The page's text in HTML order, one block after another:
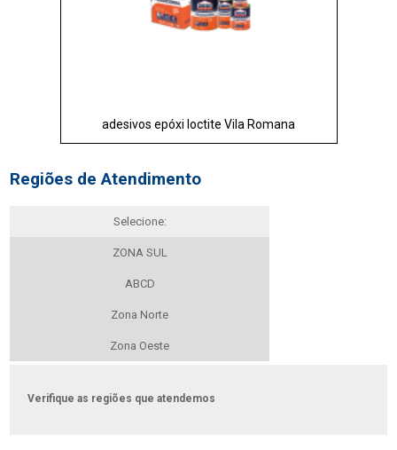
adesivos epóxi loctite Vila Romana
Regiões de Atendimento
Selecione:
ZONA SUL
ABCD
Zona Norte
Zona Oeste
Verifique as regiões que atendemos